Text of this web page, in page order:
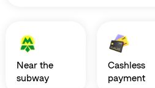
near the
subway
cashless
payment